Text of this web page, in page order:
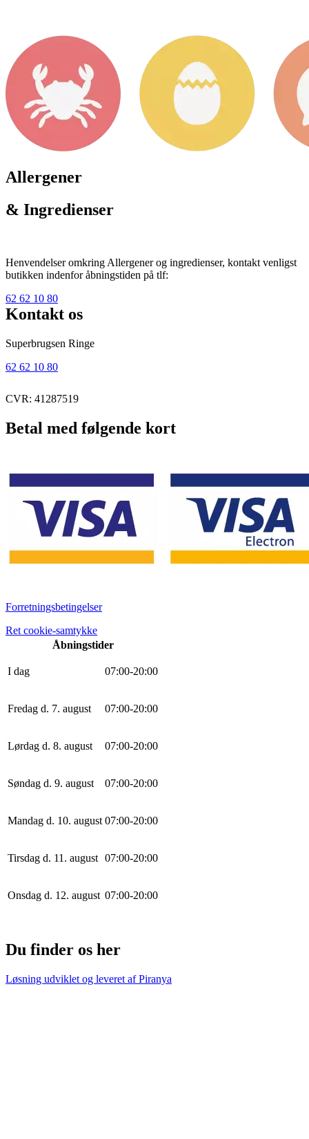
Allergener
& Ingredienser
Henvendelser omkring Allergener og ingredienser, kontakt venligst
butikken indenfor åbningstiden på tlf:
62 62 10 80
Kontakt os
Superbrugsen Ringe
62 62 10 80
CVR: 41287519
Betal med følgende kort
Forretningsbetingelser
Ret cookie-samtykke
Åbningstider
I dag 07:00-20:00
Fredag d. 7. august 07:00-20:00
Lørdag d. 8. august 07:00-20:00
Søndag d. 9. august 07:00-20:00
Mandag d. 10. august 07:00-20:00
Tirsdag d. 11. august 07:00-20:00
Onsdag d. 12. august 07:00-20:00
Du finder os her
Løsning udviklet og leveret afPiranya